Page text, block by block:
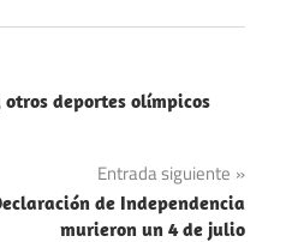
deportes olímpicos
Entrada siguiente
de Independencia
murieron un 4 de julio